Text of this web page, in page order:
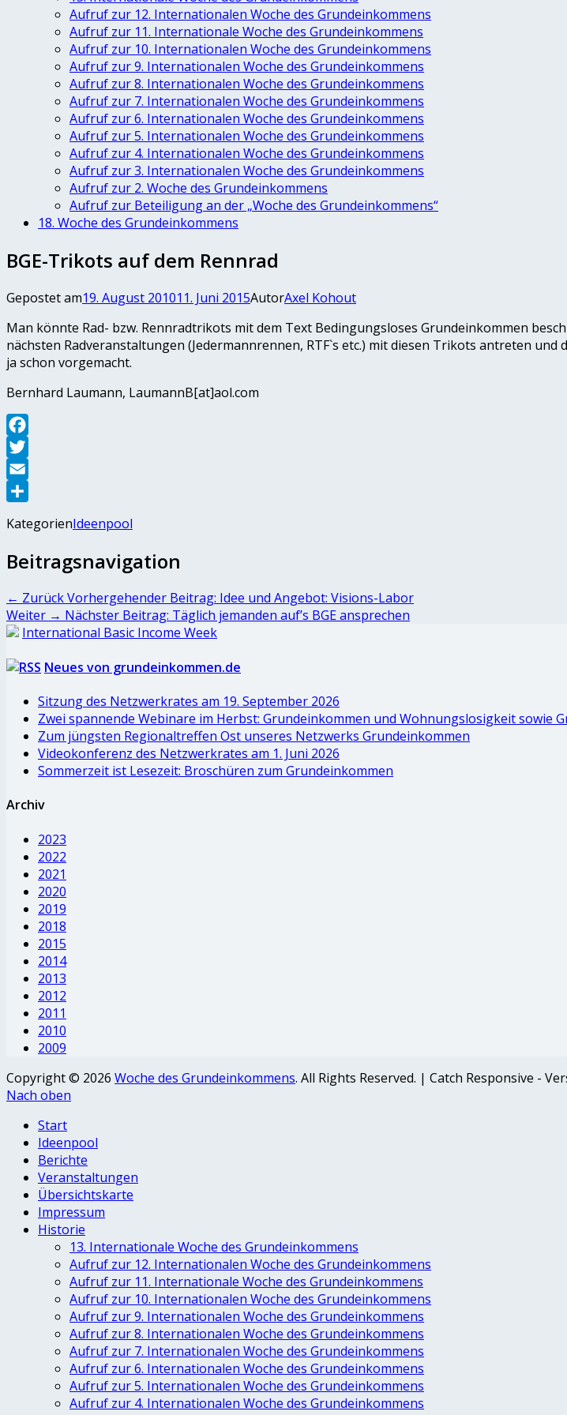
Aufruf zur 12. Internationalen Woche des Grundeinkommens
Aufruf zur 11. Internationale Woche des Grundeinkommens
Aufruf zur 10. Internationalen Woche des Grundeinkommens
Aufruf zur 9. Internationalen Woche des Grundeinkommens
Aufruf zur 8. Internationalen Woche des Grundeinkommens
Aufruf zur 7. Internationalen Woche des Grundeinkommens
Aufruf zur 6. Internationalen Woche des Grundeinkommens
Aufruf zur 5. Internationalen Woche des Grundeinkommens
Aufruf zur 4. Internationalen Woche des Grundeinkommens
Aufruf zur 3. Internationalen Woche des Grundeinkommens
Aufruf zur 2. Woche des Grundeinkommens
Aufruf zur Beteiligung an der „Woche des Grundeinkommens“
18. Woche des Grundeinkommens
BGE-Trikots auf dem Rennrad
Gepostet am19. August 201011. Juni 2015AutorAxel Kohout
Man könnte Rad- bzw. Rennradtrikots mit dem Text Bedingungsloses Grundeinkommen
nächsten Radveranstaltungen (Jedermannrennen, RTF`s etc.) mit diesen Trikots antreten
ja schon vorgemacht.
Bernhard Laumann, LaumannB[at]aol.com
Facebook
Twitter
Email
KategorienIdeenpool
Beitragsnavigation
← ZurückVorhergehender Beitrag: Idee und Angebot: Visions-Labor
Weiter → Nächster Beitrag: Täglich jemanden auf’s BGE ansprechen
International Basic Income Week
Neues von grundeinkommen.de
Sitzung des Netzwerkrates am 19. September 2026
Zwei spannende Webinare im Herbst: Grundeinkommen und Wohnungslosigkeit sowie
Zum jüngsten Regionaltreffen Ost unseres Netzwerks Grundeinkommen
Videokonferenz des Netzwerkrates am 1. Juni 2026
Sommerzeit ist Lesezeit: Broschüren zum Grundeinkommen
Archiv
2023
2022
2021
2020
2019
2018
2015
2014
2013
2012
2011
2010
2009
Copyright © 2026 Woche des Grundeinkommens. All Rights Reserved. | Catch Responsive -
Nach oben
Start
Ideenpool
Berichte
Veranstaltungen
Übersichtskarte
Impressum
Historie
13. Internationale Woche des Grundeinkommens
Aufruf zur 12. Internationalen Woche des Grundeinkommens
Aufruf zur 11. Internationale Woche des Grundeinkommens
Aufruf zur 10. Internationalen Woche des Grundeinkommens
Aufruf zur 9. Internationalen Woche des Grundeinkommens
Aufruf zur 8. Internationalen Woche des Grundeinkommens
Aufruf zur 7. Internationalen Woche des Grundeinkommens
Aufruf zur 6. Internationalen Woche des Grundeinkommens
Aufruf zur 5. Internationalen Woche des Grundeinkommens
Aufruf zur 4. Internationalen Woche des Grundeinkommens